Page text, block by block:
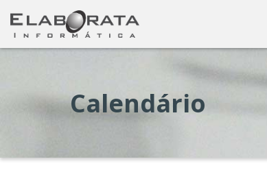
Calendário